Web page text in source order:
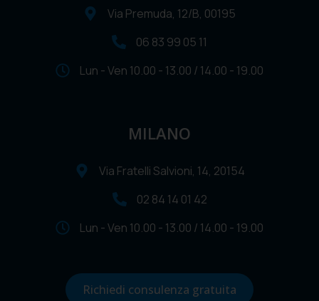
Via Premuda, 12/B, 00195
06 83 99 05 11
Lun - Ven 10.00 - 13.00 / 14.00 - 19.00
MILANO
Via Fratelli Salvioni, 14, 20154
02 84 14 01 42
Lun - Ven 10.00 - 13.00 / 14.00 - 19.00
Richiedi consulenza gratuita